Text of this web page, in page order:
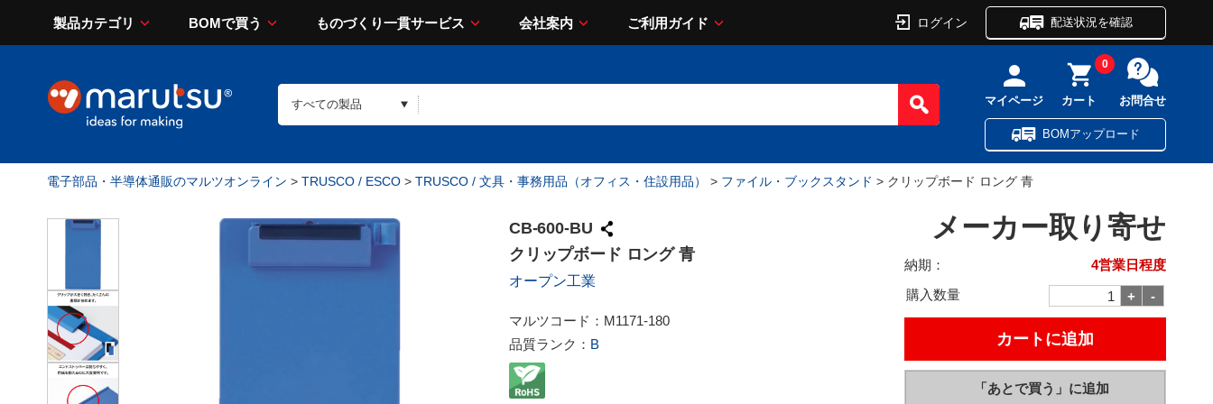
製品カテゴリ BOMで買う ものづくり一貫サービス 会社案内 ご利用ガイド ログイン 配送状況を確認
マイページ カート
0
お問合せ
BOMアップロード
電子部品・半導体通販のマルツオンライン > TRUSCO / ESCO > TRUSCO / 文具・事務用品（オフィス・住設用品） > ファイル・ブックスタンド > クリップボード ロング 青
CB-600-BU
クリップボード ロング 青
オープン工業
マルツコード： M1171-180
品質ランク： B
メーカー取り寄せ
納期：
4営業日程度
購入数量